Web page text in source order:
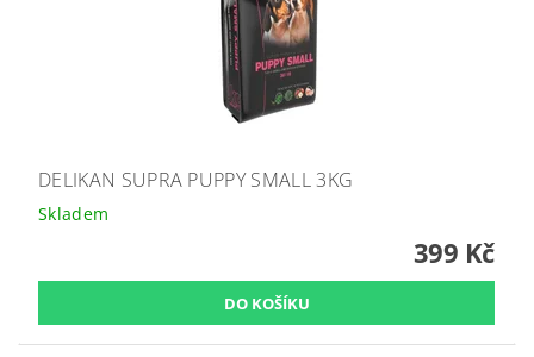
DELIKAN SUPRA PUPPY SMALL 3KG
Skladem
399 Kč